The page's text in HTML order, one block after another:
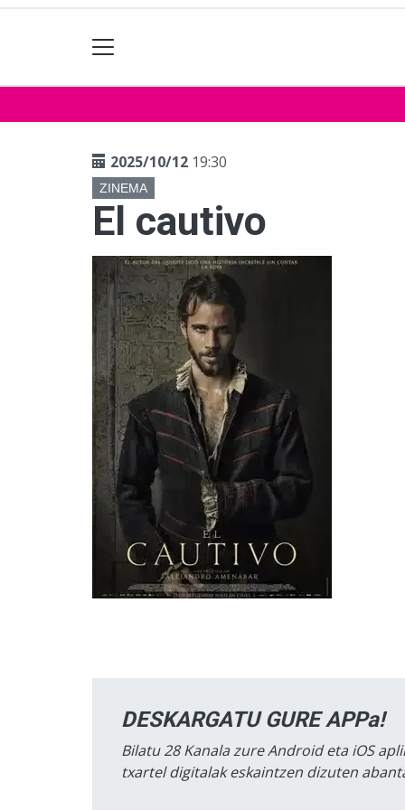
2025/10/12 19:30
ZINEMA
El cautivo
DESKARGATU GURE APPa!
Bilatu 28 Kanala zure Android eta iOS
txartel digitalak eskaintzen dizuten